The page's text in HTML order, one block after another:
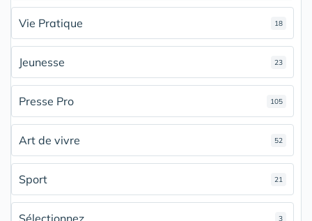
Vie Pratique 18
Jeunesse 23
Presse Pro 105
Art de vivre 52
Sport 21
Sélectionnez 3